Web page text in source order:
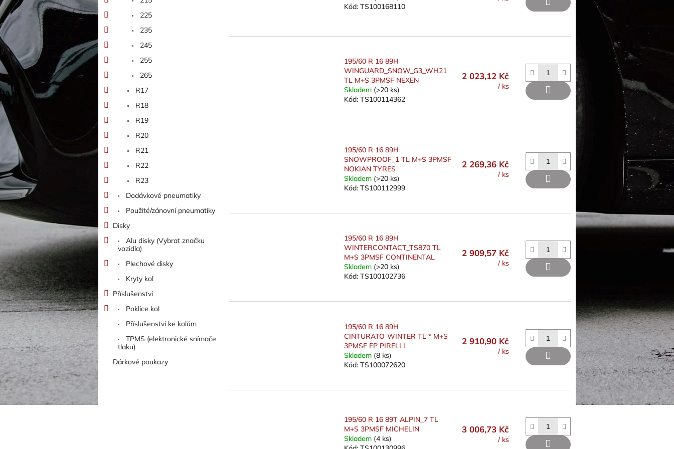
225
235
245
255
265
R17
R18
R19
R20
R21
R22
R23
Dodávkové pneumatiky
Použité/zánovní pneumatiky
Disky
Alu disky (Vybrat značku
vozidla)
Plechové disky
Kryty kol
Příslušenství
Poklice kol
Příslušenství ke kolům
TPMS (elektronické snímače
tlaku)
Dárkové poukazy
Kód: TS100168110
195/60 R 16 89H
WINGUARD_SNOW_G3_WH21
TL M+S 3PMSF NEXEN
Skladem (>20 ks)
Kód: TS100114362
2 023,12 Kč
/ ks
195/60 R 16 89H
SNOWPROOF_1 TL M+S 3PMSF
NOKIAN TYRES
Skladem (>20 ks)
Kód: TS100112999
2 269,36 Kč
/ ks
195/60 R 16 89H
WINTERCONTACT_TS870 TL
M+S 3PMSF CONTINENTAL
Skladem (>20 ks)
Kód: TS100102736
2 909,57 Kč
/ ks
195/60 R 16 89H
CINTURATO_WINTER TL * M+S
3PMSF FP PIRELLI
Skladem (8 ks)
Kód: TS100072620
2 910,90 Kč
/ ks
195/60 R 16 89T ALPIN_7 TL
M+S 3PMSF MICHELIN
Skladem (4 ks)
3 006,73 Kč
/ ks